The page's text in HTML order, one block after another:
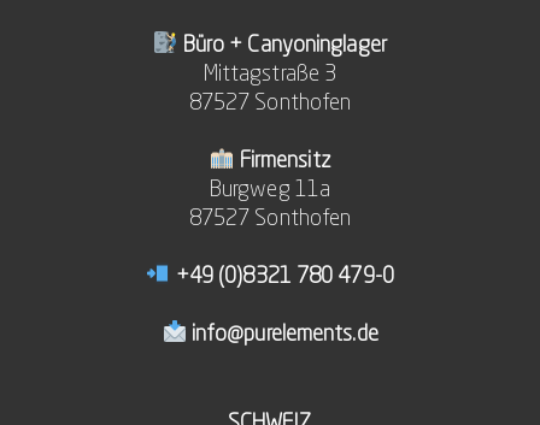
Büro + Canyoninglager
Mittagstraße 3
87527 Sonthofen
Firmensitz
Burgweg 11a
87527 Sonthofen
+49 (0)8321 780 479-0
info@purelements.de